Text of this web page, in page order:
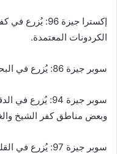
إكسترا جيزة
الكردونات المعتمدة.
سوبر جيزة 86: يُزرع في البحيرة والإسكندرية ومنطقة النوبارية.
سوبر جيزة 94:
وبعض مناطق كفر الشيخ
سوبر جيزة 97: